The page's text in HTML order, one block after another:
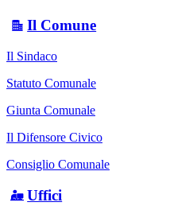
Il Comune
Il Sindaco
Statuto Comunale
Giunta Comunale
Il Difensore Civico
Consiglio Comunale
Uffici